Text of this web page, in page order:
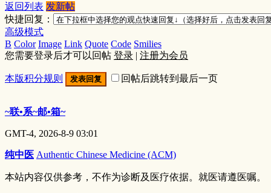
返回列表 发新帖
快捷回复：
高级模式
B Color Image Link Quote Code Smilies
您需要登录后才可以回帖 登录 | 注册为会员
本版积分规则 发表回复 回帖后跳转到最后一页
~联•系~邮•箱~
GMT-4, 2026-8-9 03:01
纯中医 Authentic Chinese Medicine (ACM)
本站内容仅供参考，不作为诊断及医疗依据。就医请遵医嘱。